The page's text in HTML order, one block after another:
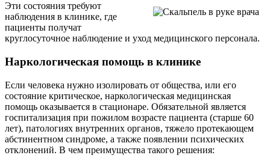
Эти состояния требуют
наблюдения в клинике, где
пациенты получат
круглосуточное наблюдение и уход медицинского персонала.
Наркологическая помощь в клинике
Если человека нужно изолировать от общества, или его
состояние критическое, наркологическая медицинская
помощь оказывается в стационаре. Обязательной является
госпитализация при пожилом возрасте пациента (старше 60
лет), патологиях внутренних органов, тяжело протекающем
абстинентном синдроме, а также появлении психических
отклонений. В чем преимущества такого решения: